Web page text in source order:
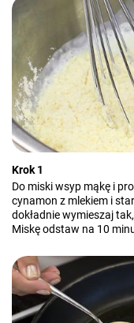
Krok 1
Do miski wsyp mąkę i
cynamon z mlekiem i
dokładnie wymieszaj
Miskę odstaw na 10